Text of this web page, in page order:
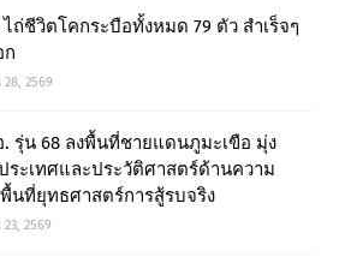
ถ่ชีวิตโคกระบือทั้งหมด 79 ตัว สำเร็จๆ
ก
2569
รุ่น 68 ลงพื้นที่ชายแดนภูมะเขือ มุ่ง
ะเทศและประวัติศาสตร์ด้านความ
นที่ยุทธศาสตร์การสู้รบจริง
2569